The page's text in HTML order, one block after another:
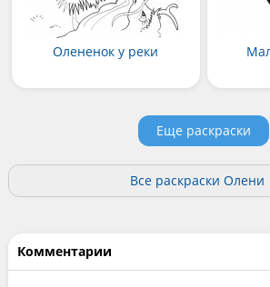
Олененок у реки
Еще раскраски
Все раскраски Олени
Комментарии